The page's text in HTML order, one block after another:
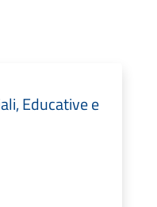
Educative e